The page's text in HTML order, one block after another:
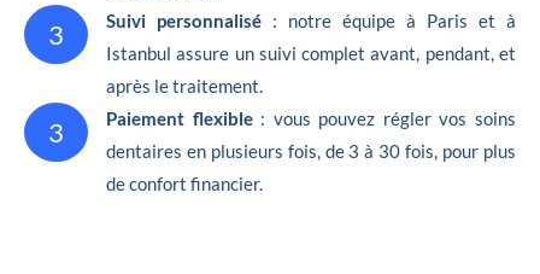
3 Suivi personnalisé : notre équipe à Paris et à
Istanbul assure un suivi complet avant, pendant, et
après le traitement.
3 Paiement flexible: vous pouvez régler vos soins
dentaires en plusieurs fois, de 3 à 30 fois, pour plus
de confort financier.